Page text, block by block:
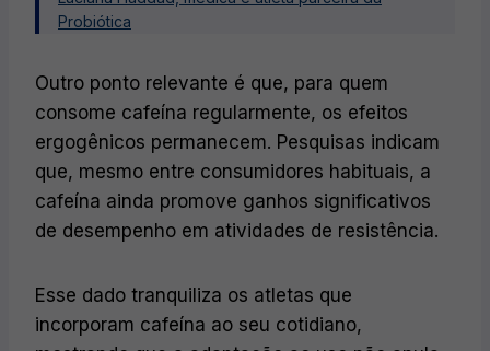
Probiótica
Outro ponto relevante é que, para quem
consome cafeína regularmente, os efeitos
ergogênicos permanecem. Pesquisas indicam
que, mesmo entre consumidores habituais, a
cafeína ainda promove ganhos significativos
de desempenho em atividades de resistência.
Esse dado tranquiliza os atletas que
incorporam cafeína ao seu cotidiano,